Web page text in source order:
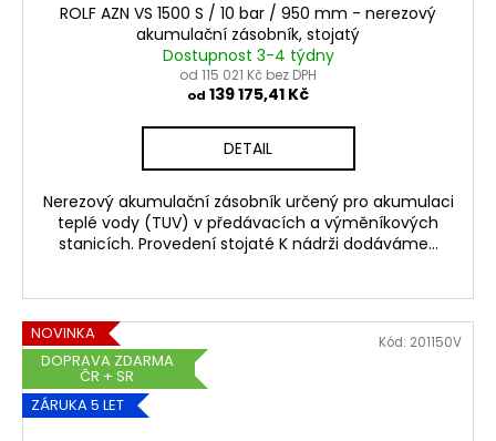
ROLF AZN VS 1500 S / 10 bar / 950 mm - nerezový
akumulační zásobník, stojatý
Dostupnost 3-4 týdny
od 115 021 Kč bez DPH
od 139 175,41 Kč
DETAIL
Nerezový akumulační zásobník určený pro akumulaci
teplé vody (TUV) v předávacích a výměníkových
stanicích. Provedení stojaté K nádrži dodáváme...
NOVINKA
DOPRAVA ZDARMA
ČR + SR
ZÁRUKA 5 LET
Kód: 201150V